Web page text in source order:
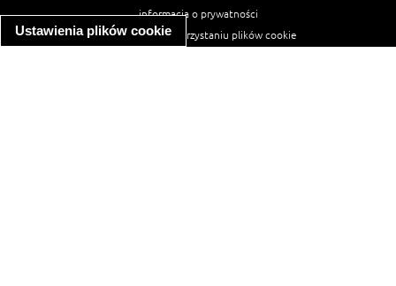
Ustawienia plików cookie
informacja o prywatności
informacja o wykorzystaniu plików cookie